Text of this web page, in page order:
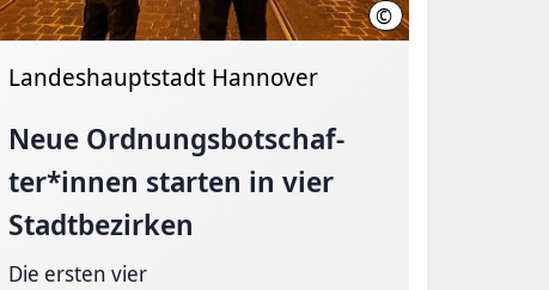
© LHH
Landeshauptstadt Hannover
Neue Ord­nungs­bot­schaf­
ter*innen starten in vier
Stadtbezirken
Die ersten vier